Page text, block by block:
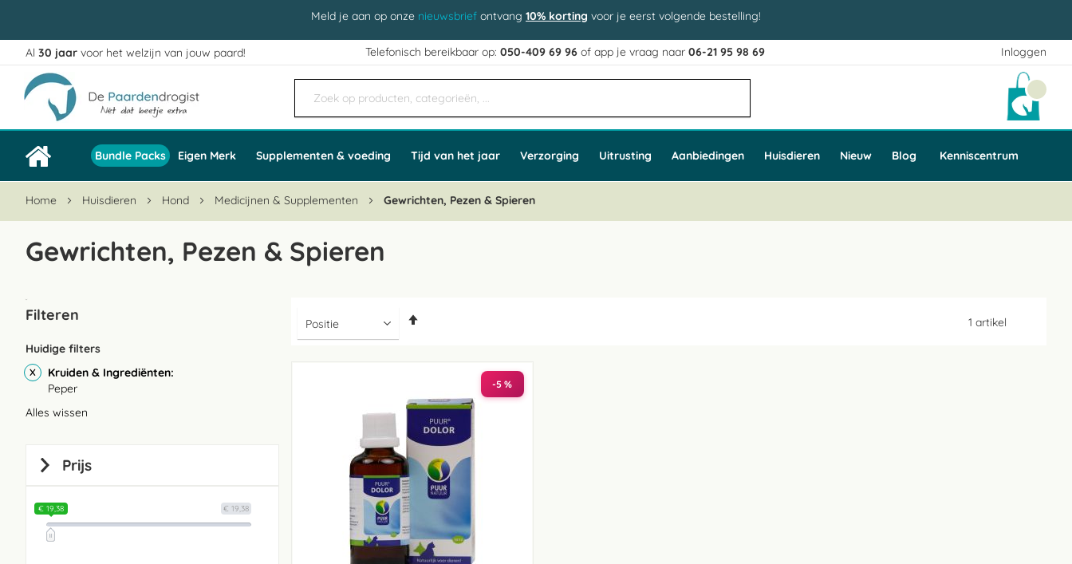
Meld je aan op onze nieuwsbrief ontvang 10% korting voor je eerst volgende bestelling!
Inloggen
Ga
naar
de
inhoud
Al 30 jaar voor het welzijn van jouw paard! Telefonisch bereikbaar op:050-409 69 96 of app je vraag naar06-21 95 98 69
Bundle Packs Eigen Merk Supplementen & voeding Tijd van het jaar Verzorging Uitrusting Aanbiedingen Huisdieren Nieuw Blog Kenniscentrum
Home Huisdieren Hond Medicijnen & Supplementen Gewrichten, Pezen & Spieren
Gewrichten, Pezen & Spieren
1 artikel
-5 %
Filteren
Huidige filters
Kruiden & Ingrediënten
Peper
Alles wissen
Prijs
€ 19,38
€ 19,38